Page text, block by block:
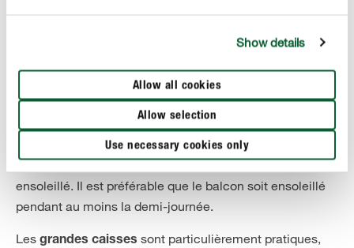
Show details
Allow all cookies
Allow selection
Use necessary cookies only
Pour optimiser l’espace disponible, nous conseillons
que les ronds. Les très grands bacs de 8 ou 15 litres
permettent même de cultiver des fruitiers à port
compact tels que pêchers nains ou pommiers
colonnaires, mais également tomates ou concombres.
Toutefois, l’emplacement doit être lumineux et
ensoleillé. Il est préférable que le balcon soit ensoleillé
pendant au moins la demi-journée.
Les grandes caisses sont particulièrement pratiques,